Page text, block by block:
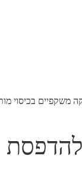
משקפיים בכיסוי